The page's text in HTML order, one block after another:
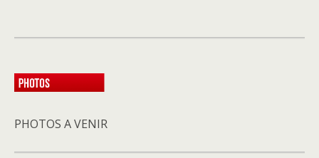
PHOTOS A VENIR